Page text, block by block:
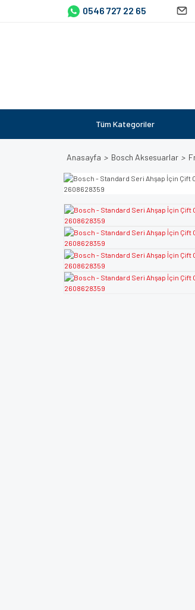
0546 727 22 65
Tüm Kategoriler
Anasayfa Bosch Aksesuarlar